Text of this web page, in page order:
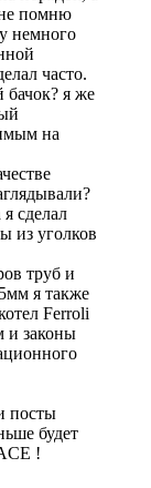
помню
немного
часто.
я же
на
сделал
из уголков
труб и
я также
Ferroli
и законы
посты
будет
!